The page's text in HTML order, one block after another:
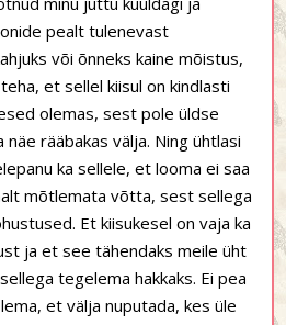
pealt tulenevast
või õnneks kaine mõistus,
et sellel kiisul on kindlasti
olemas, sest pole üldse
rääbakas välja. Ning ühtlasi
ka sellele, et looma ei saa
mõtlemata võtta, sest sellega
Et kiisukesel on vaja ka
ja et see tähendaks meile üht
tegelema hakkaks. Ei pea
et välja nuputada, kes üle